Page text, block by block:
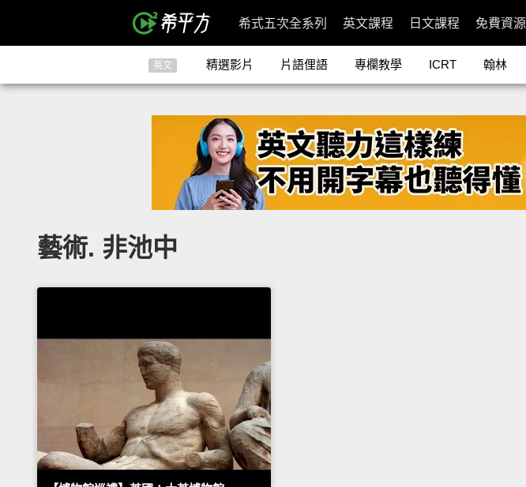
希式五次全系列 英文課程 日文課程 免費資源
英文 精選影片 片語俚語 專欄教學 ICRT 翰林
藝術. 非池中